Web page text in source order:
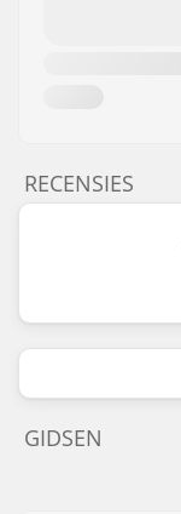
RECENSIES
GIDSEN